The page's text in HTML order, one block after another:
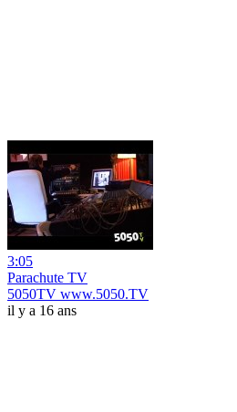
3:05
Parachute TV
5050TV www.5050.TV
il y a 16 ans